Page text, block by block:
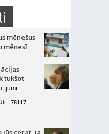
mēnešus
mēnesī -
tukšot
- 78117